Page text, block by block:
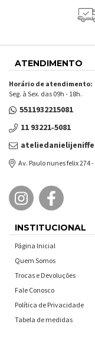
ATENDIMENTO
Horário de atendimento:
Seg. à Sex. das 09h - 18h.
5511932215081
11 93221‑5081‬
Av. Paulo nunes felix 274 -
INSTITUCIONAL
Página Inicial
Quem Somos
Trocas e Devoluções
Fale Conosco
Política de Privacidade
Tabela de medidas